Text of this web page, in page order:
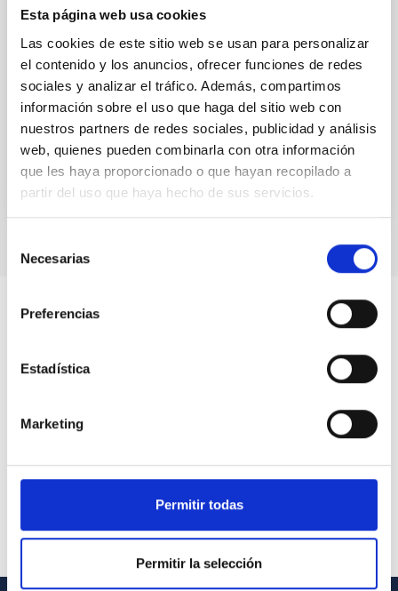
Esta página web usa cookies
Las cookies de este sitio web se usan para personalizar
el contenido y los anuncios, ofrecer funciones de redes
sociales y analizar el tráfico. Además, compartimos
información sobre el uso que haga del sitio web con
nuestros partners de redes sociales, publicidad y análisis
web, quienes pueden combinarla con otra información
que les haya proporcionado o que hayan recopilado a
partir del uso que haya hecho de sus servicios.
Necesarias
Preferencias
Estadística
Marketing
Permitir todas
Permitir la selección
scientists), the «emptied Spain», and an outermost
island region, all in a shared pursuit of knowledge.
The North African Telescope Eclipse (NATE) project,
led by the Instituto de Astrofísica de
Valentín Juan Martínez Pillet
In progress